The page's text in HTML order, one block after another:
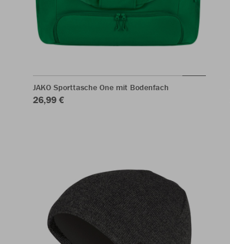
JAKO Sporttasche One mit Bodenfach
26,99 €